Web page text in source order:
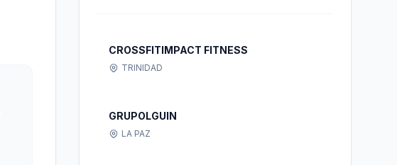
CROSSFITIMPACT FITNESS
TRINIDAD
GRUPOLGUIN
LA PAZ